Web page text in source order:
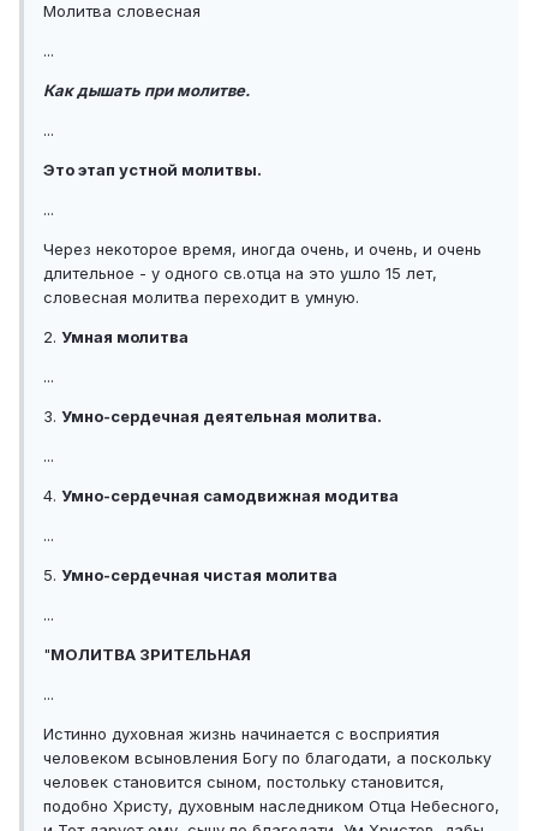
Молитва словесная
...
Как дышать при молитве.
...
Это этап устной молитвы.
...
Через некоторое время, иногда очень, и очень, и очень
длительное - у одного св.отца на это ушло 15 лет,
словесная молитва переходит в умную.
2. Умная молитва
...
3. Умно-сердечная деятельная молитва.
...
4. Умно-сердечная самодвижная модитва
...
5. Умно-сердечная чистая молитва
...
"МОЛИТВА ЗРИТЕЛЬНАЯ
...
Истинно духовная жизнь начинается с восприятия
человеком всыновления Богу по благодати, а поскольку
человек становится сыном, постольку становится,
подобно Христу, духовным наследником Отца Небесного,